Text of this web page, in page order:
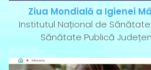
Ziua Mondială a Igienei
Institutul Național de
Sănătate Publică